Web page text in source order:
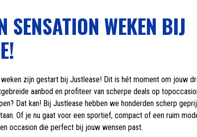
SENSATION WEKEN BIJ
zijn gestart bij Justlease! Dit is hét moment om jouw
aanbod en profiteer van scherpe deals op
Dat kan! Bij Justlease hebben we honderden scherp
Of je nu gaat voor een sportief, compact of een ruim
occasion die perfect bij jouw wensen past.